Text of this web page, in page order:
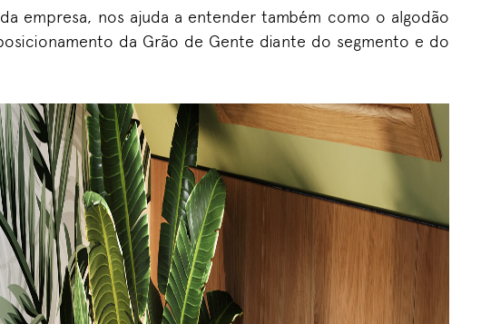
empresa, nos ajuda a entender também como o algodão
da Grão de Gente diante do segmento e do